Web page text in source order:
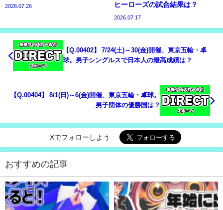
2026.07.26
ヒーローズの試合結果は？
2026.07.17
【Q.00402】 7/24(土)～30(金)開催、東京五輪・卓
球。男子シングルスで日本人の最高成績は？
【Q.00404】 8/1(日)～6(金)開催、東京五輪・卓球。
男子団体の優勝国は？
Xでフォローしよう
おすすめの記事